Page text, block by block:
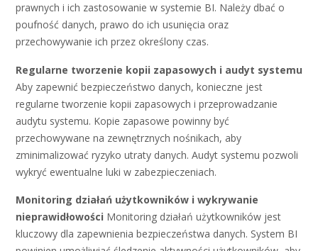
prawnych i ich zastosowanie w systemie BI. Należy dbać o
poufność danych, prawo do ich usunięcia oraz
przechowywanie ich przez określony czas.
Regularne tworzenie kopii zapasowych i audyt systemu
Aby zapewnić bezpieczeństwo danych, konieczne jest
regularne tworzenie kopii zapasowych i przeprowadzanie
audytu systemu. Kopie zapasowe powinny być
przechowywane na zewnętrznych nośnikach, aby
zminimalizować ryzyko utraty danych. Audyt systemu pozwoli
wykryć ewentualne luki w zabezpieczeniach.
Monitoring działań użytkowników i wykrywanie
nieprawidłowości Monitoring działań użytkowników jest
kluczowy dla zapewnienia bezpieczeństwa danych. System BI